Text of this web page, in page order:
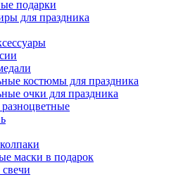
подарки
для праздника
костюмы для праздника
очки для праздника
маски в подарок